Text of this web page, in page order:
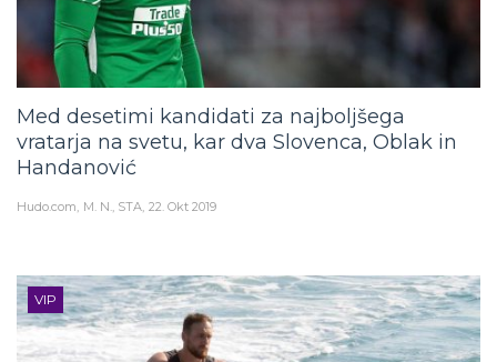
Med desetimi kandidati za najboljšega
vratarja na svetu, kar dva Slovenca, Oblak in
Handanović
Hudo.com M. N., STA 22. Okt 2019
VIP